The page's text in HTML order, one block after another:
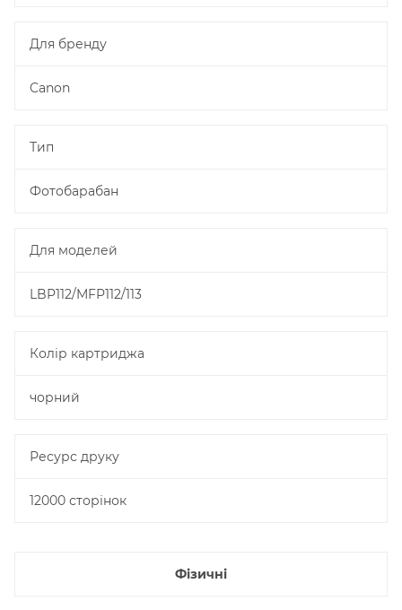
Для бренду
Canon
Тип
Фотобарабан
Для моделей
LBP112/MFP112/113
Колір картриджа
чорний
Ресурс друку
12000 сторінок
Фізичні